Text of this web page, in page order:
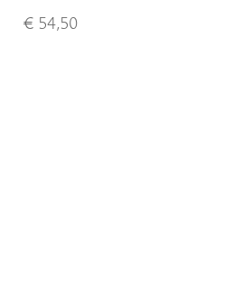
€ 54,50